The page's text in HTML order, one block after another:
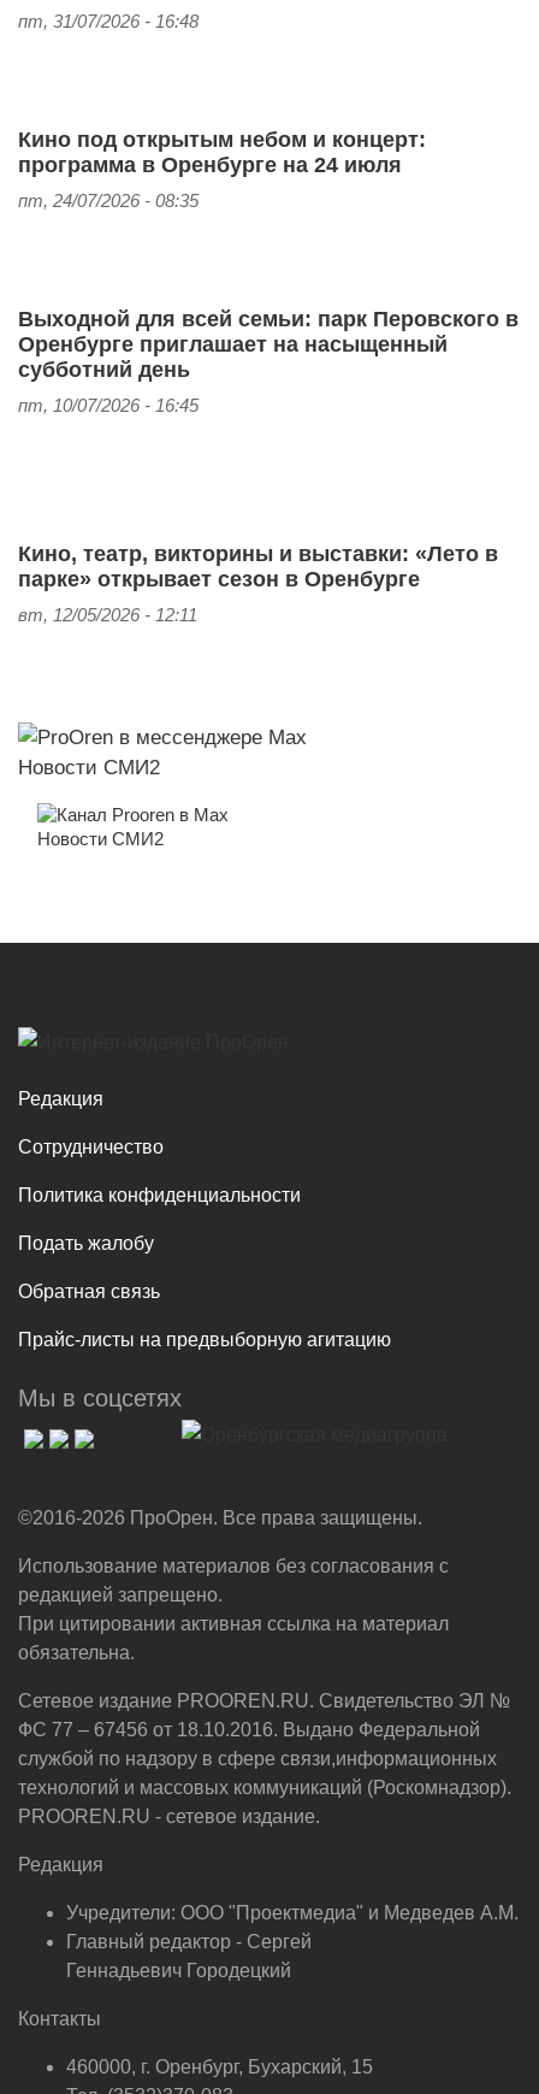
пт, 31/07/2026 - 16:48
Кино под открытым небом и концерт:
программа в Оренбурге на 24 июля
пт, 24/07/2026 - 08:35
Выходной для всей семьи: парк Перовского в
Оренбурге приглашает на насыщенный
субботний день
пт, 10/07/2026 - 16:45
Кино, театр, викторины и выставки: «Лето в
парке» открывает сезон в Оренбурге
вт, 12/05/2026 - 12:11
Новости СМИ2
Новости СМИ2
Редакция
Сотрудничество
Политика конфиденциальности
Подать жалобу
Обратная связь
Прайс-листы на предвыборную агитацию
Мы в соцсетях
©2016-2026 ПроОрен. Все права защищены.
Использование материалов без согласования с
редакцией запрещено.
При цитировании активная ссылка на материал
обязательна.
Сетевое издание PROOREN.RU. Свидетельство ЭЛ №
ФС 77 – 67456 от 18.10.2016. Выдано Федеральной
службой по надзору в сфере связи,информационных
технологий и массовых коммуникаций (Роскомнадзор).
PROOREN.RU - сетевое издание.
Редакция
Учредители: ООО "Проектмедиа" и Медведев А.М.
Главный редактор - Сергей
Геннадьевич Городецкий
Контакты
460000, г. Оренбург, Бухарский, 15